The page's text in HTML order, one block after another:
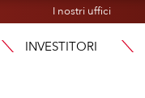
I nostri uffici
INVESTITORI